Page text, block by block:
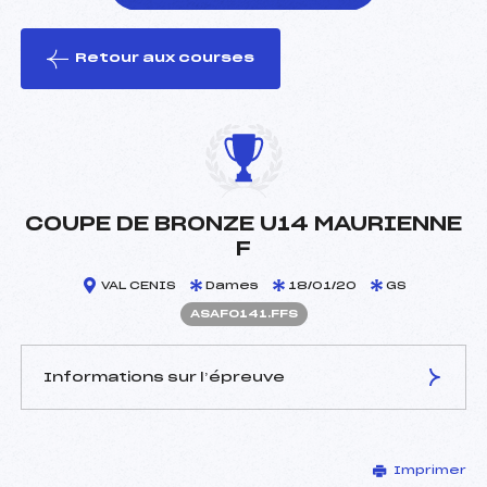
le ski
Retour aux courses
COUPE DE BRONZE U14 MAURIENNE
F
VAL CENIS Dames 18/01/20 GS
ASAF0141.FFS
Informations sur l’épreuve
DESCHILDRE ALAIN (SA)
Imprimer